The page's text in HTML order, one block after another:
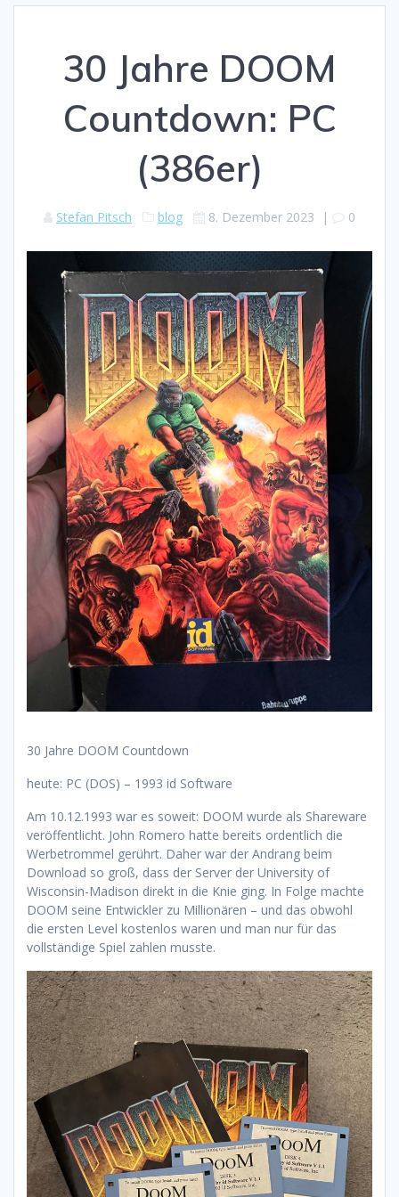
30 Jahre DOOM
Countdown: PC
(386er)
Stefan Pitsch blog 8. Dezember 2023 | 0
30 Jahre DOOM Countdown
heute: PC (DOS) – 1993 id Software
Am 10.12.1993 war es soweit: DOOM wurde als Shareware
veröffentlicht. John Romero hatte bereits ordentlich die
Werbetrommel gerührt. Daher war der Andrang beim
Download so groß, dass der Server der University of
Wisconsin-Madison direkt in die Knie ging. In Folge machte
DOOM seine Entwickler zu Millionären – und das obwohl
die ersten Level kostenlos waren und man nur für das
vollständige Spiel zahlen musste.